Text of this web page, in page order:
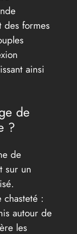
des formes
ainsi
de
?
de
sur un
:
autour de
les